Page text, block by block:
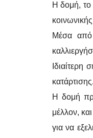
Η δομή, το
Μέσα από
Η δομή
μέλλον,
για να